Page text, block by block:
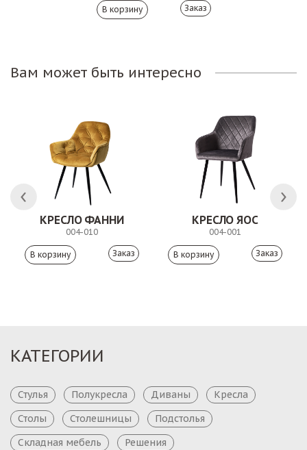
Заказ
Вам может быть интересно
КРЕСЛО ФАННИ
004-010
Заказ
КРЕСЛО ЯОС
004-001
Заказ
КАТЕГОРИИ
Стулья Полукресла Диваны
Кресла
Столы
Столешницы
Подстолья
Складная мебель
Решения